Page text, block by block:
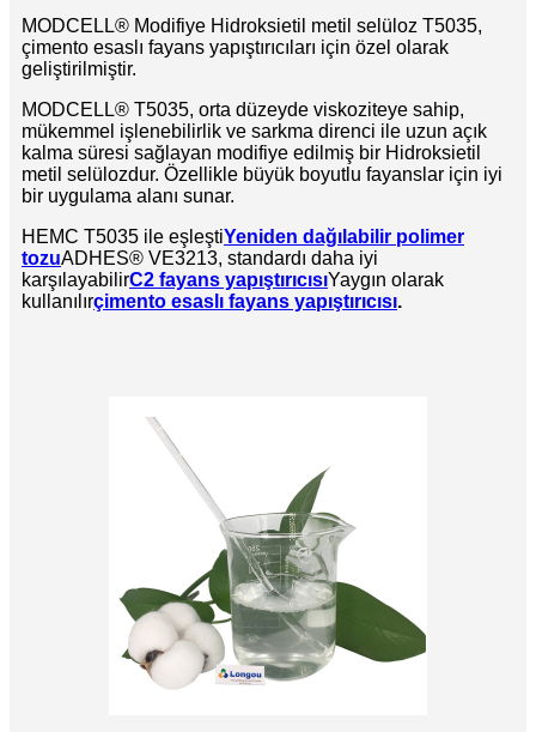
MODCELL® Modifiye Hidroksietil metil selüloz T5035,
çimento esaslı fayans yapıştırıcıları için özel olarak
geliştirilmiştir.
MODCELL® T5035, orta düzeyde viskoziteye sahip,
mükemmel işlenebilirlik ve sarkma direnci ile uzun açık
kalma süresi sağlayan modifiye edilmiş bir Hidroksietil
metil selülozdur. Özellikle büyük boyutlu fayanslar için iyi
bir uygulama alanı sunar.
HEMC T5035 ile eşleştiYeniden dağılabilir polimer
tozuADHES® VE3213, standardı daha iyi
karşılayabilirC2 fayans yapıştırıcısıYaygın olarak
kullanılırçimento esaslı fayans yapıştırıcısı.